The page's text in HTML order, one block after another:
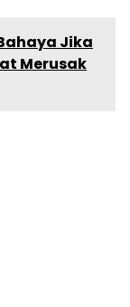
Jika
Merusak